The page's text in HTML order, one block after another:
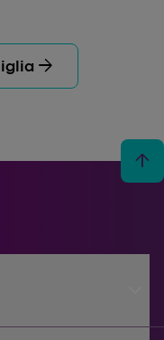
arrow_forward
arrow_upward